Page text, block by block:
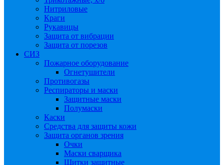
Нитриловые
Краги
Рукавицы
Защита от вибрации
Защита от порезов
СИЗ
Пожарное оборудование
Огнетушители
Противогазы
Респираторы и маски
Защитные маски
Полумаски
Каски
Средства для защиты кожи
Защита органов зрения
Очки
Маски сварщика
Щитки защитные